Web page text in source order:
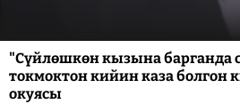
"Сүйлөшкөн кызына барганда
токмоктон кийин каза болгон
окуясы